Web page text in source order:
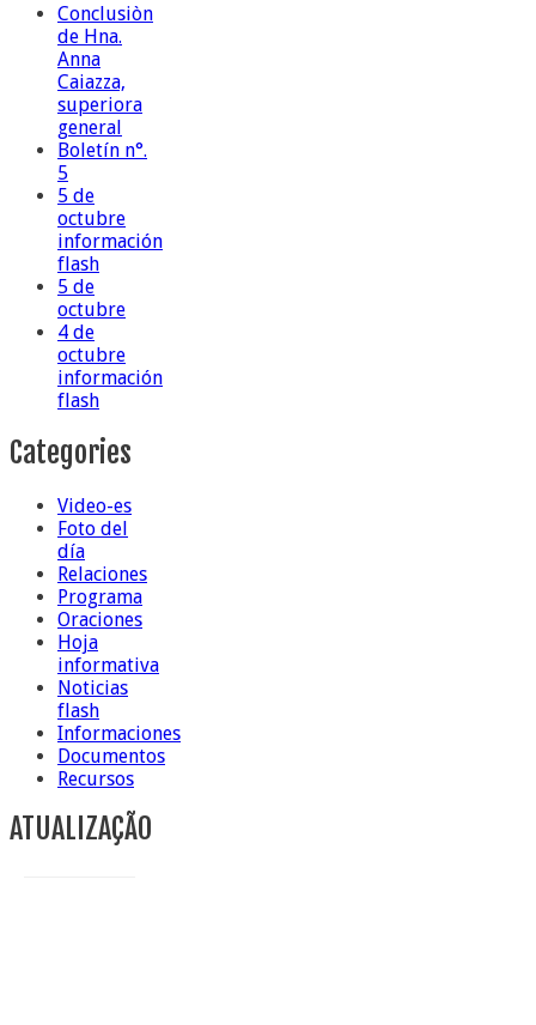
Conclusiòn
de Hna.
Anna
Caiazza,
superiora
general
Boletín n°.
5
5 de
octubre
información
flash
5 de
octubre
4 de
octubre
información
flash
Categories
Video-es
Foto del
día
Relaciones
Programa
Oraciones
Hoja
informativa
Noticias
flash
Informaciones
Documentos
Recursos
ATUALIZAÇÃO